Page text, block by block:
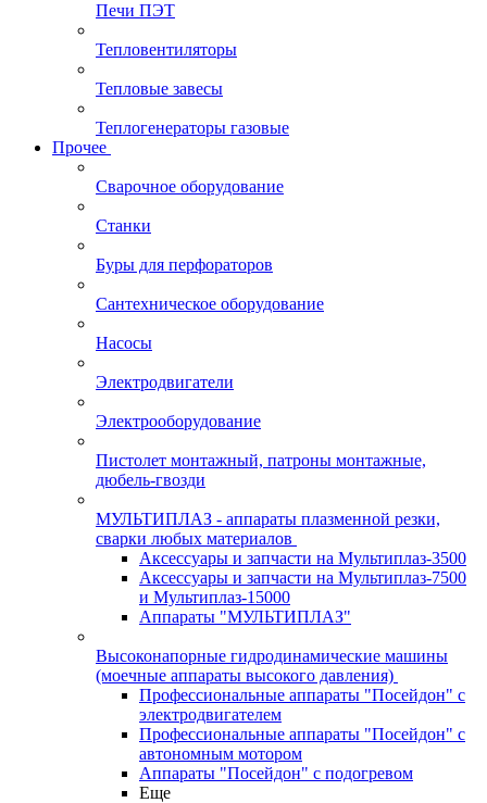
Печи ПЭТ
Тепловентиляторы
Тепловые завесы
Теплогенераторы газовые
Прочее
Сварочное оборудование
Станки
Буры для перфораторов
Сантехническое оборудование
Насосы
Электродвигатели
Электрооборудование
Пистолет монтажный, патроны монтажные,
дюбель-гвозди
МУЛЬТИПЛАЗ - аппараты плазменной резки,
сварки любых материалов
Аксессуары и запчасти на Мультиплаз-3500
Аксессуары и запчасти на Мультиплаз-7500
и Мультиплаз-15000
Аппараты "МУЛЬТИПЛАЗ"
Высоконапорные гидродинамические машины
(моечные аппараты высокого давления)
Профессиональные аппараты "Посейдон" с
электродвигателем
Профессиональные аппараты "Посейдон" с
автономным мотором
Аппараты "Посейдон" с подогревом
Еще